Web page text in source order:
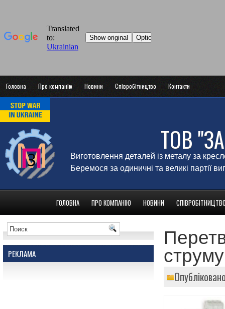
Головна Про компанію Новини Співробітництво Контакти
ТОВ
Виготовлення деталей із металу за
Беремося за одиничні та великі партії
ГОЛОВНА ПРО КОМПАНІЮ НОВИНИ
РЕКЛАМА